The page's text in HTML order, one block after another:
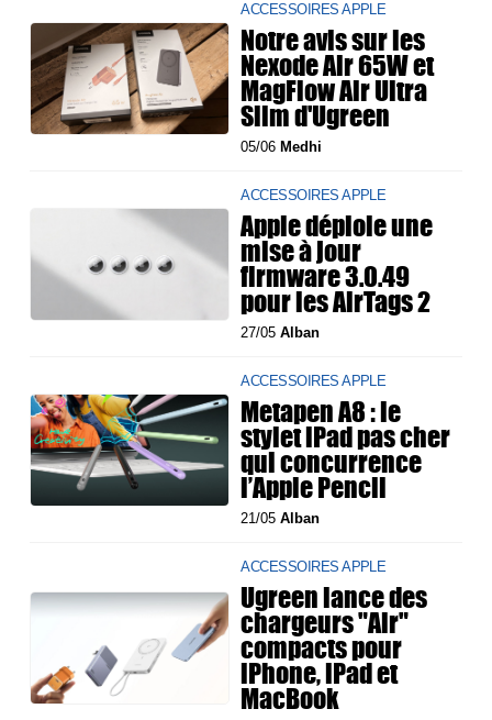
ACCESSOIRES APPLE
Notre avis sur les
Nexode Air 65W et
MagFlow Air Ultra
Slim d'Ugreen
05/06 Medhi
ACCESSOIRES APPLE
Apple déploie une
mise à jour
firmware 3.0.49
pour les AirTags 2
27/05Alban
ACCESSOIRES APPLE
Metapen A8 : le
stylet iPad pas cher
qui concurrence
l’Apple Pencil
21/05Alban
ACCESSOIRES APPLE
Ugreen lance des
chargeurs "Air"
compacts pour
iPhone, iPad et
MacBook